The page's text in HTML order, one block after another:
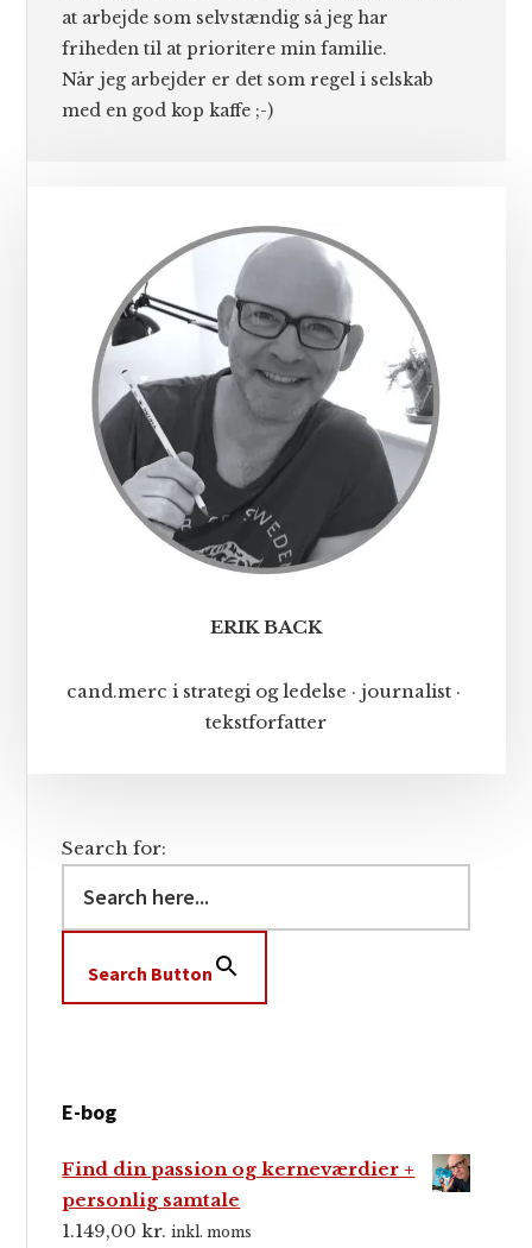
at arbejde som selvstændig så jeg har
friheden til at prioritere min familie.
Når jeg arbejder er det som regel i selskab
med en god kop kaffe ;-)
ERIK BACK
cand.merc i strategi og ledelse · journalist ·
tekstforfatter
Search for:
Search Button
E-bog
Find din passion og kerneværdier +
personlig samtale
1.149,00kr. inkl. moms